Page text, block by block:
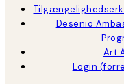
Desenio
Art
Login